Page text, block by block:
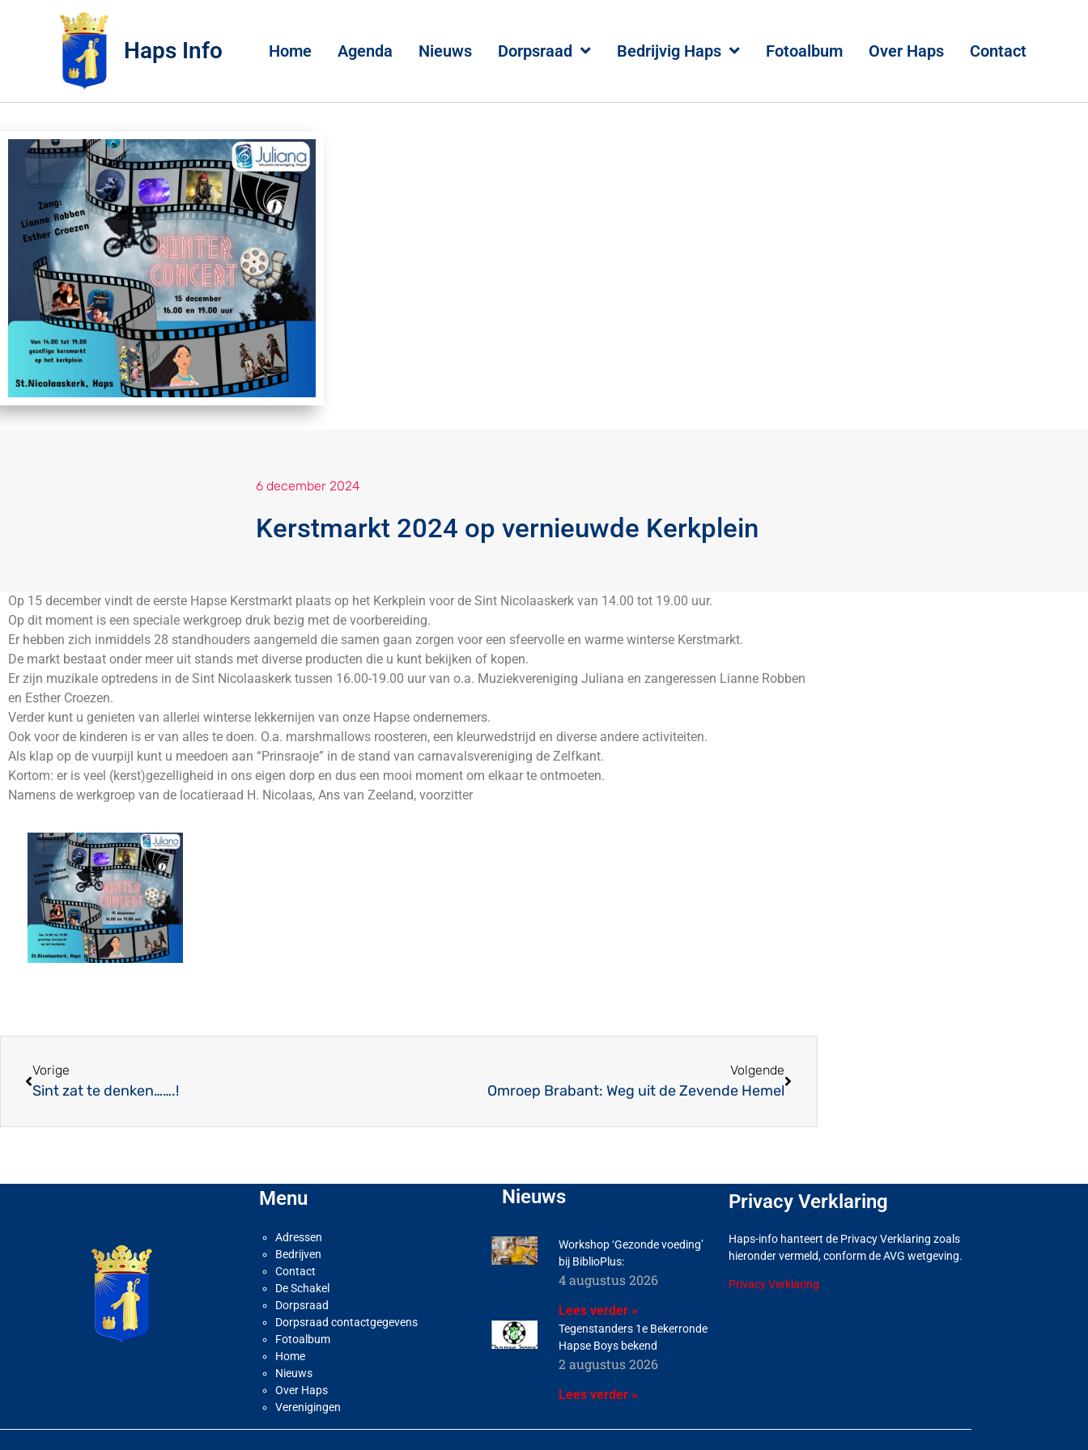
Haps Info Home Agenda Nieuws Dorpsraad Bedrijvig Haps Fotoalbum Over Haps Contact
6 december 2024
Kerstmarkt 2024 op vernieuwde Kerkplein
Op 15 december vindt de eerste Hapse Kerstmarkt plaats op het Kerkplein voor de Sint Nicolaaskerk van 14.00 tot 19.00 uur.
Op dit moment is een speciale werkgroep druk bezig met de voorbereiding.
Er hebben zich inmiddels 28 standhouders aangemeld die samen gaan zorgen voor een sfeervolle en warme winterse Kerstmarkt.
De markt bestaat onder meer uit stands met diverse producten die u kunt bekijken of kopen.
Er zijn muzikale optredens in de Sint Nicolaaskerk tussen 16.00-19.00 uur van o.a. Muziekvereniging Juliana en zangeressen Lianne Robben
en Esther Croezen.
Verder kunt u genieten van allerlei winterse lekkernijen van onze Hapse ondernemers.
Ook voor de kinderen is er van alles te doen. O.a. marshmallows roosteren, een kleurwedstrijd en diverse andere activiteiten.
Als klap op de vuurpijl kunt u meedoen aan “Prinsraoje” in de stand van carnavalsvereniging de Zelfkant.
Kortom: er is veel (kerst)gezelligheid in ons eigen dorp en dus een mooi moment om elkaar te ontmoeten.
Namens de werkgroep van de locatieraad H. Nicolaas, Ans van Zeeland, voorzitter
Vorige
Sint zat te denken…….!
Volgende
Omroep Brabant: Weg uit de Zevende Hemel
Menu
Adressen
Bedrijven
Contact
De Schakel
Dorpsraad
Dorpsraad contactgegevens
Fotoalbum
Home
Nieuws
Over Haps
Verenigingen
Nieuws
Workshop ‘Gezonde voeding’
bij BiblioPlus:
4 augustus 2026
Lees verder »
Tegenstanders 1e Bekerronde
Hapse Boys bekend
2 augustus 2026
Lees verder »
Privacy Verklaring
Haps-info hanteert de Privacy Verklaring zoals
hieronder vermeld, conform de AVG wetgeving.
Privacy Verklaring